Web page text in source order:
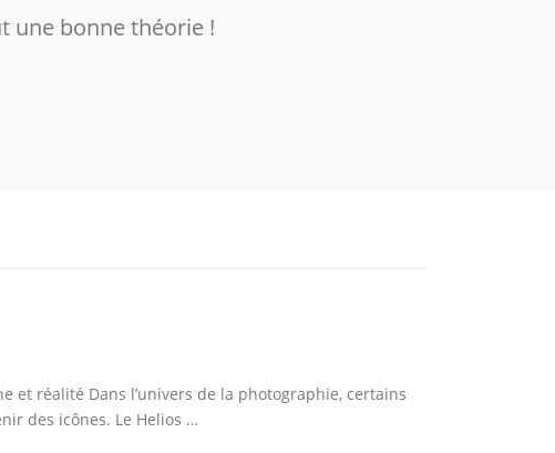
une bonne théorie !
et réalité Dans l’univers de la photographie, certains
des icônes. Le Helios …